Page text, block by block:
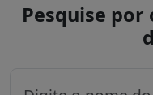
Pesquise